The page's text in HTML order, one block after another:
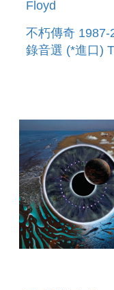
Floyd
不朽傳奇 1987-
錄音選 (*進口)